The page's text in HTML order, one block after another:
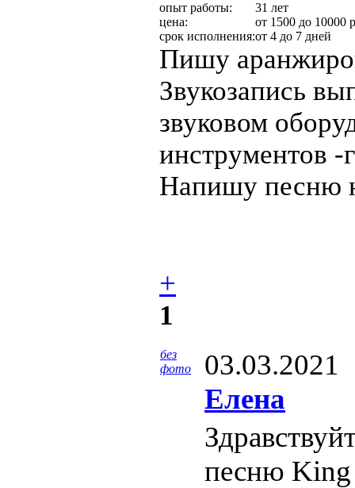
опыт работы:
31 лет
цена:
от 1500 до 10000
срок исполнения:от 4 до 7 дней
Пишу
Звукозапись
звуковом
инструментов -
Напишу песню
+
1
без
фото
03.03.2021
Елена
песню King